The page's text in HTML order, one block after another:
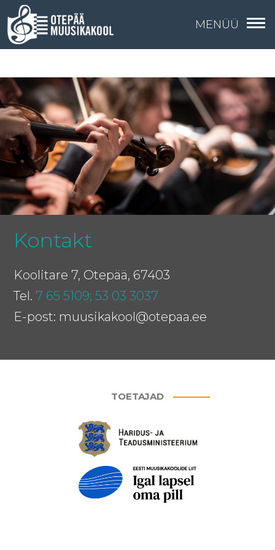
Kontakt
Koolitare 7, Otepää, 67403
Tel. 7 65 5109; 53 03 3037
E-post: muusikakool@otepaa.ee
TOETAJAD
MENÜÜ